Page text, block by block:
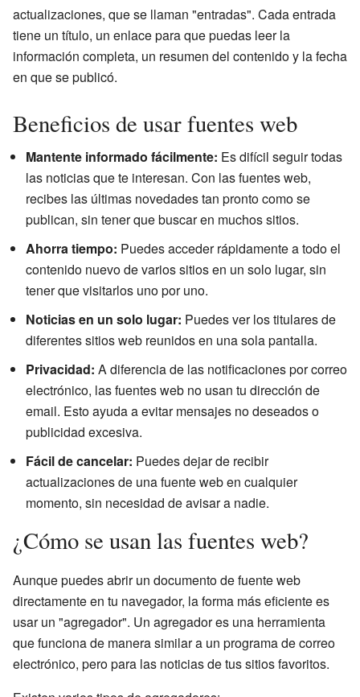
actualizaciones, que se llaman "entradas". Cada entrada
tiene un título, un enlace para que puedas leer la
información completa, un resumen del contenido y la fecha
en que se publicó.
Beneficios de usar fuentes web
Mantente informado fácilmente: Es difícil seguir todas
las noticias que te interesan. Con las fuentes web,
recibes las últimas novedades tan pronto como se
publican, sin tener que buscar en muchos sitios.
Ahorra tiempo: Puedes acceder rápidamente a todo el
contenido nuevo de varios sitios en un solo lugar, sin
tener que visitarlos uno por uno.
Noticias en un solo lugar: Puedes ver los titulares de
diferentes sitios web reunidos en una sola pantalla.
Privacidad: A diferencia de las notificaciones por correo
electrónico, las fuentes web no usan tu dirección de
email. Esto ayuda a evitar mensajes no deseados o
publicidad excesiva.
Fácil de cancelar: Puedes dejar de recibir
actualizaciones de una fuente web en cualquier
momento, sin necesidad de avisar a nadie.
¿Cómo se usan las fuentes web?
Aunque puedes abrir un documento de fuente web
directamente en tu navegador, la forma más eficiente es
usar un "agregador". Un agregador es una herramienta
que funciona de manera similar a un programa de correo
electrónico, pero para las noticias de tus sitios favoritos.